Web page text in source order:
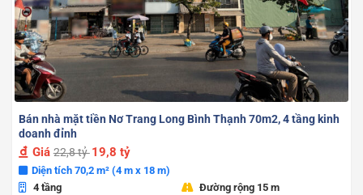
Bán nhà mặt tiền Nơ Trang Long Bình Thạnh 70m2, 4 tầng kinh
doanh đỉnh
Giá22,8 tỷ 19,8 tỷ
Diện tích 70,2 m² (4 m x 18 m)
4 tầng
Đường rộng 15 m